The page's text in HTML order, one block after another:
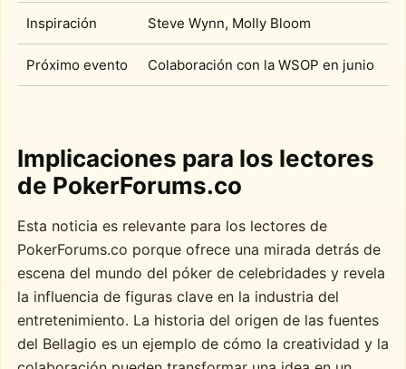
Inspiración Steve Wynn, Molly Bloom
Próximo evento Colaboración con la WSOP en junio
Implicaciones para los lectores
de PokerForums.co
Esta noticia es relevante para los lectores de
PokerForums.co porque ofrece una mirada detrás de
escena del mundo del póker de celebridades y revela
la influencia de figuras clave en la industria del
entretenimiento. La historia del origen de las fuentes
del Bellagio es un ejemplo de cómo la creatividad y la